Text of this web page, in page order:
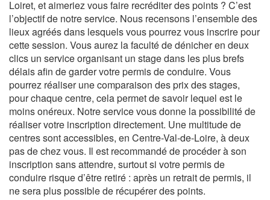
Loiret, et aimeriez vous faire recréditer des points ? C’est
l’objectif de notre service. Nous recensons l’ensemble des
lieux agréés dans lesquels vous pourrez vous inscrire pour
cette session. Vous aurez la faculté de dénicher en deux
clics un service organisant un stage dans les plus brefs
délais afin de garder votre permis de conduire. Vous
pourrez réaliser une comparaison des prix des stages,
pour chaque centre, cela permet de savoir lequel est le
moins onéreux. Notre service vous donne la possibilité de
réaliser votre inscription directement. Une multitude de
centres sont accessibles, en Centre-Val-de-Loire, à deux
pas de chez vous. Il est recommandé de procéder à son
inscription sans attendre, surtout si votre permis de
conduire risque d’être retiré : après un retrait de permis, il
ne sera plus possible de récupérer des points.